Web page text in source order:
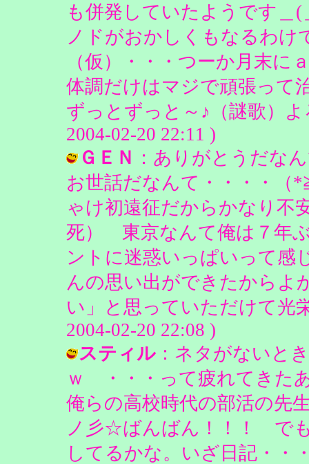
も併発していたようです
ノドがおかしくもなるわ
（仮）・・・つーか月末に
体調だけはマジで頑張っ
ずっとずっと～♪（謎歌）
2004-02-20 22:11 )
ＧＥＮ ：ありがとうだな
お世話だなんて・・・・
ゃけ初遠征だからかなり不
死） 東京なんて俺は７年
ントに迷惑いっぱいって感
んの思い出ができたから
い」と思っていただけて光
2004-02-20 22:08 )
スティル：ネタがないと
ｗ ・・・って疲れてきた
俺らの高校時代の部活の先
ノ彡☆ばんばん！！！ で
してるかな。いざ日記・・